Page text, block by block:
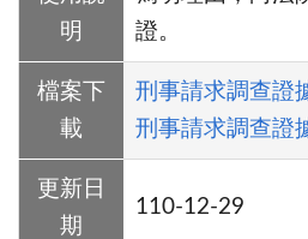
明
證。
檔案下
載
刑事請求調查證
刑事請求調查證
更新日
期
110-12-29